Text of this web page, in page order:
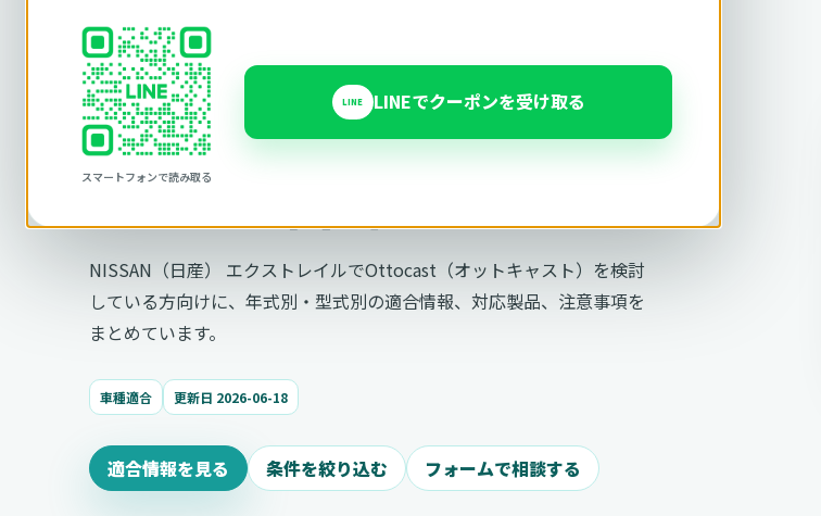
スマートフォンで読み取る
LINE LINEでクーポンを受け取る
オットキャスト
NISSAN エクストレイ
ルの適合確認
NISSAN（日産） エクストレイルでOttocast（オットキャスト）を検討
している方向けに、年式別・型式別の適合情報、対応製品、注意事項を
まとめています。
車種適合 更新日 2026-06-18
適合情報を見る 条件を絞り込む フォームで相談する